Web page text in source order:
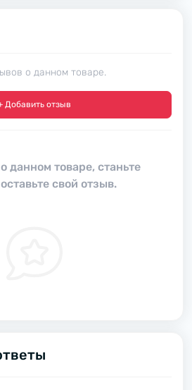
о данном товаре.
Добавить отзыв
данном товаре, станьте
свой отзыв.